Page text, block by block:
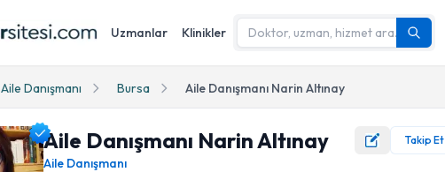
Uzmanlar Klinikler
Aile Danışmanı Bursa Aile Danışmanı Narin Altınay
Aile Danışmanı Narin Altınay Takip Et
Aile Danışmanı